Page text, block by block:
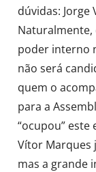
dúvidas: Jorge
Naturalmente,
poder interno
não será
quem o
para a
“ocupou” este
Vítor Marques
mas a grande